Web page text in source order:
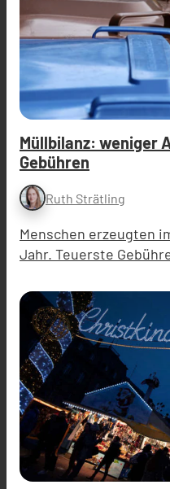
Müllbilanz: weniger
Gebühren
Ruth Strätling
Menschen erzeugten
Jahr. Teuerste